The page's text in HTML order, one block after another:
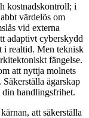
kostnadskontroll; i
värdelös om
vid externa
adaptivt cyberskydd
i realtid. Men teknisk
fängelse.
att nyttja molnets
ägarskap
din handlingsfrihet.
att säkerställa